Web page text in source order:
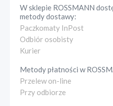
W sklepie ROSSMANN
metody dostawy:
Paczkomaty InPost
Odbiór osobisty
Kurier
Metody płatności w
Przelew on-line
Przy odbiorze